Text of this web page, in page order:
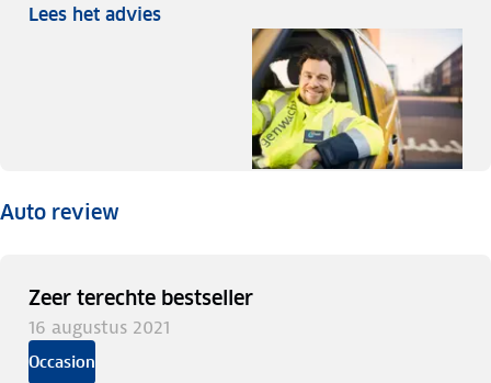
Lees het advies
Auto review
Zeer terechte bestseller
16 augustus 2021
Occasion